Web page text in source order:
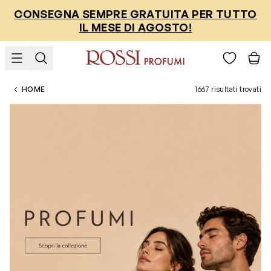
CONSEGNA SEMPRE GRATUITA PER TUTTO
IL MESE DI AGOSTO!
HOME 1667 risultati trovati